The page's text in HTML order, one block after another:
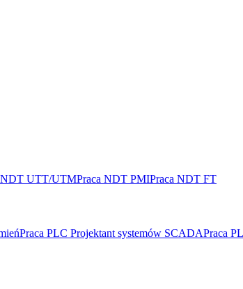
NDT UTT/UTMPraca NDT PMIPraca NDT FT
Praca PLC Projektant systemów SCADAPraca